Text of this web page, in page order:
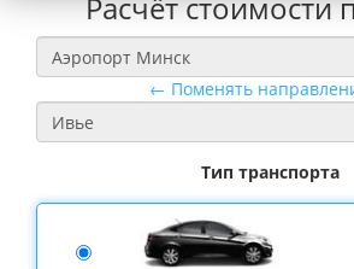
← Поменять
Тип транспорта